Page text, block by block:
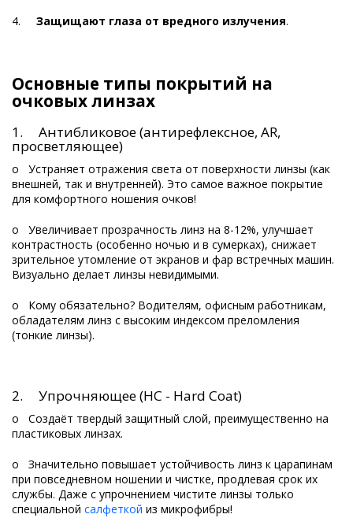
4. Защищают глаза от вредного излучения.
Основные типы покрытий на
очковых линзах
1. Антибликовое (антирефлексное, AR,
просветляющее)
o Устраняет отражения света от поверхности линзы (как
внешней, так и внутренней). Это самое важное покрытие
для комфортного ношения очков!
o Увеличивает прозрачность линз на 8-12%, улучшает
контрастность (особенно ночью и в сумерках), снижает
зрительное утомление от экранов и фар встречных машин.
Визуально делает линзы невидимыми.
o Кому обязательно? Водителям, офисным работникам,
обладателям линз с высоким индексом преломления
(тонкие линзы).
2. Упрочняющее (HC - Hard Coat)
o Создаёт твердый защитный слой, преимущественно на
пластиковых линзах.
o Значительно повышает устойчивость линз к царапинам
при повседневном ношении и чистке, продлевая срок их
службы. Даже с упрочнением чистите линзы только
специальной салфеткой из микрофибры!